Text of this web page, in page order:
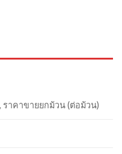
ราคาขายยกม้วน (ต่อม้วน)